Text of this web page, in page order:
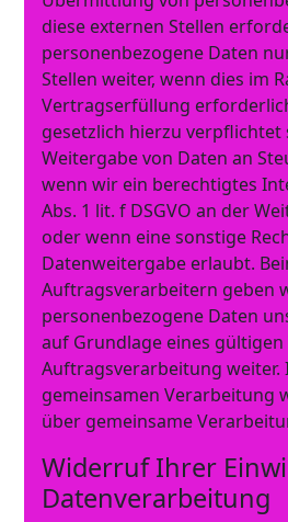
diese externen Stellen
personenbezogene Daten
Stellen weiter, wenn dies im
Vertragserfüllung
gesetzlich hierzu verpflichtet
Weitergabe von Daten an
wenn wir ein berechtigtes
Abs. 1 lit. f DSGVO an der
oder wenn eine sonstige
Datenweitergabe erlaubt.
Auftragsverarbeitern geben
personenbezogene Daten
auf Grundlage eines
Auftragsverarbeitung weiter.
gemeinsamen Verarbeitung
über gemeinsame
Widerruf Ihrer
Datenverarbeitung